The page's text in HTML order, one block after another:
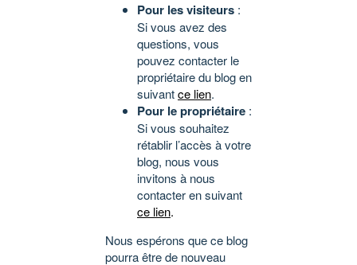
Pour les visiteurs :
Si vous avez des
questions, vous
pouvez contacter le
propriétaire du blog en
suivantce lien.
Pour le propriétaire :
Si vous souhaitez
rétablir l’accès à votre
blog, nous vous
invitons à nous
contacter en suivant
ce lien.
Nous espérons que ce blog
pourra être de nouveau